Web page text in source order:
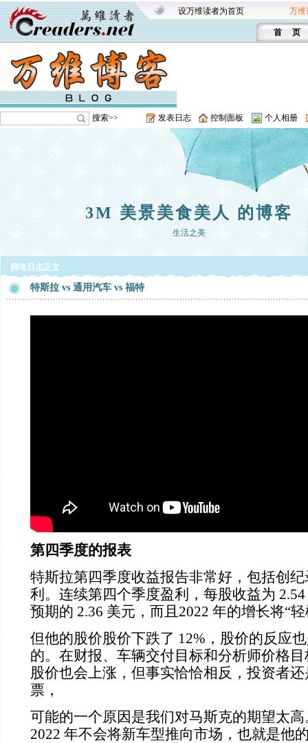
设万维读者为首页 万维
首 页
搜索>> 发表日志 控制面板 个人相册
3M 美景美食美人 的博客
生活之美
网络日志正文
特斯拉 vs 通用汽车 vs 福特
第四季度的报表
特斯拉第四季度收益报告非常好，包括创
利。连续第四个季度盈利，每股收益为 2.54
预期的 2.36 美元，而且 2022 年的增长将“
但他的股价股价下跌了 12% ，股价的反应
的。在财报、车辆交付目标和分析师价格
股价也会上涨，但事实恰恰相反，投资者
票，
可能的一个原因是我们对马斯克的期望太
2022 年不会将新车型推向市场，也就是他